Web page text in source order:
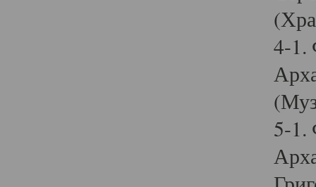
4-1.
5-1.